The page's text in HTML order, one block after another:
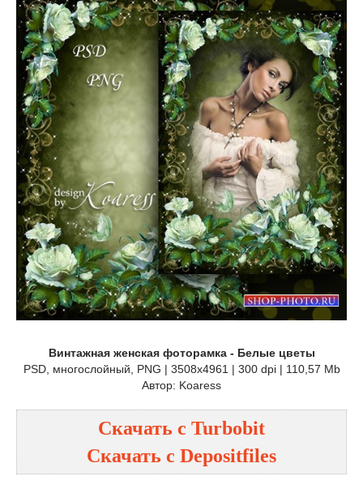
Винтажная женская фоторамка - Белые цветы
PSD, многослойный, PNG | 3508x4961 | 300 dpi | 110,57 Mb
Автор: Koaress
Скачать с Turbobit
Скачать с Depositfiles